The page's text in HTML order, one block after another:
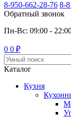
8-950-662-28-76 8-
Обратный звонок
Пн-Вс: 09:00 -
0 0 ₽
Каталог
Кухня